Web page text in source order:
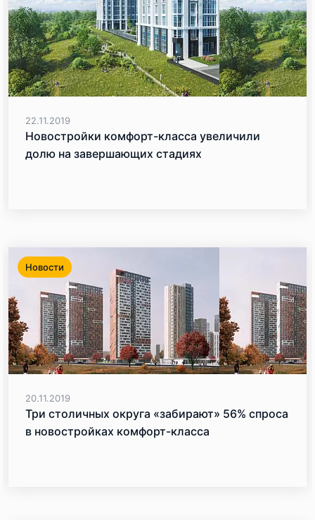
22.11.2019
Новостройки комфорт-класса увеличили
долю на завершающих стадиях
Новости
20.11.2019
Три столичных округа «забирают» 56% спроса
в новостройках комфорт-класса